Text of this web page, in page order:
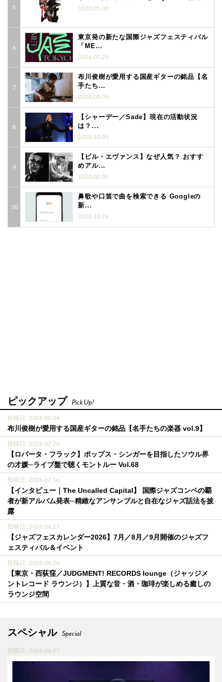
2020.05.08
東京発の新たな国際ジャズフェスティバル
「ME...
2026.07.29
布川俊樹が愛用する国産ギターの銘品【名
手たち...
2026.08.04
【シャーデー／Sade】現在の活動状況
は？...
2020.10.01
【ビル・エヴァンス】なぜ人気？ おすす
めアル...
2020.02.03
鼻歌や口笛で曲を検索できる Googleの
新...
2020.10.26
ピックアップ Pick Up!
投稿日 : 2026.08.04
布川俊樹が愛用する国産ギターの銘品【名手たちの楽器 vol.9】
投稿日 : 2026.07.20
【ロバータ・フラック】ポップス・シンガーを目指したソウル界
の才媛─ライブ盤で聴くモントルー Vol.68
投稿日 : 2026.07.16
【インタビュー｜The Uncalled Capital】 国際ジャズコンペの覇
者が新アルバム発表─精緻なアンサンブルと自在なジャズ話法を披
露
投稿日 : 2026.06.27
【ジャズフェスカレンダー2026】7月／8月／9月開催のジャズフ
ェスティバル＆イベント
投稿日 : 2026.06.26
【東京・西荻窪／JUDGMENT! RECORDS lounge（ジャッジメ
ントレコード ラウンジ）】上質な音・酒・珈琲が楽しめる癒しの
ラウンジ空間
スペシャル Special
投稿日 : 2026.06.27